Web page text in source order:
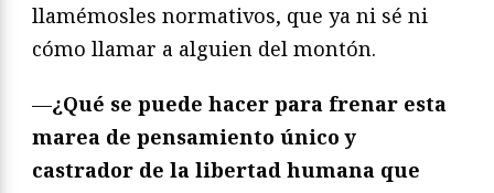
llamémosles normativos, que ya ni sé ni
cómo llamar a alguien del montón.
—¿Qué se puede hacer para frenar esta
marea de pensamiento único y
castrador de la libertad humana que